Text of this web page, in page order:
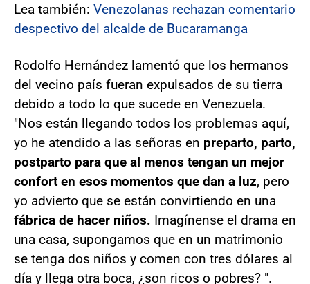
Lea también: Venezolanas rechazan comentario
despectivo del alcalde de Bucaramanga
Rodolfo Hernández lamentó que los hermanos
del vecino país fueran expulsados de su tierra
debido a todo lo que sucede en Venezuela.
"Nos están llegando todos los problemas aquí,
yo he atendido a las señoras en preparto, parto,
postparto para que al menos tengan un mejor
confort en esos momentos que dan a luz, pero
yo advierto que se están convirtiendo en una
fábrica de hacer niños. Imagínense el drama en
una casa, supongamos que en un matrimonio
se tenga dos niños y comen con tres dólares al
día y llega otra boca, ¿son ricos o pobres? ".